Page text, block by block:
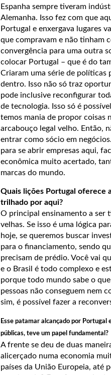
Espanha sempre tiveram
Alemanha. Isso fez com que
Portugal e enxergava lugares
que compravam e não tinham
convergência para uma outra
colocar Portugal – que é do
Criaram uma série de políticas
dentro. Isso não só traz
pode inclusive reconfigurar
de tecnologia. Isso só é
temos mania de propor coisas
arcabouço legal velho. Então,
entrar como sócio em
para se abrir empresas aqui,
econômica muito acertado,
marcas do mundo.
Quais lições Portugal oferece
trilhado por aqui?
O principal ensinamento a ser
velhas. Se isso é uma lógica
hoje, se queremos buscar
para o financiamento, sendo
precisam de prédio. Você vai
e o Brasil é todo complexo e
porque todo mundo sabe o
pessoas não conseguem nem
sim, é possível fazer a
Esse patamar alcançado por Portugal
públicas, teve um papel fundamental?
A frente se deu de duas
alicerçado numa economia
países da União Europeia, até